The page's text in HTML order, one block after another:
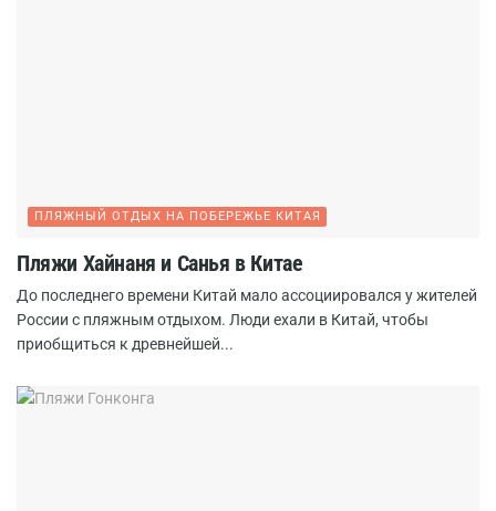
ПЛЯЖНЫЙ ОТДЫХ НА ПОБЕРЕЖЬЕ КИТАЯ
Пляжи Хайнаня и Санья в Китае
До последнего времени Китай мало ассоциировался у жителей
России с пляжным отдыхом. Люди ехали в Китай, чтобы
приобщиться к древнейшей...